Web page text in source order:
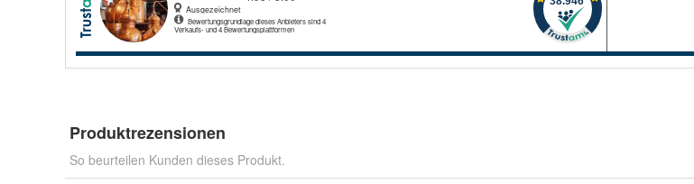
Produktrezensionen
So beurteilen Kunden dieses Produkt.